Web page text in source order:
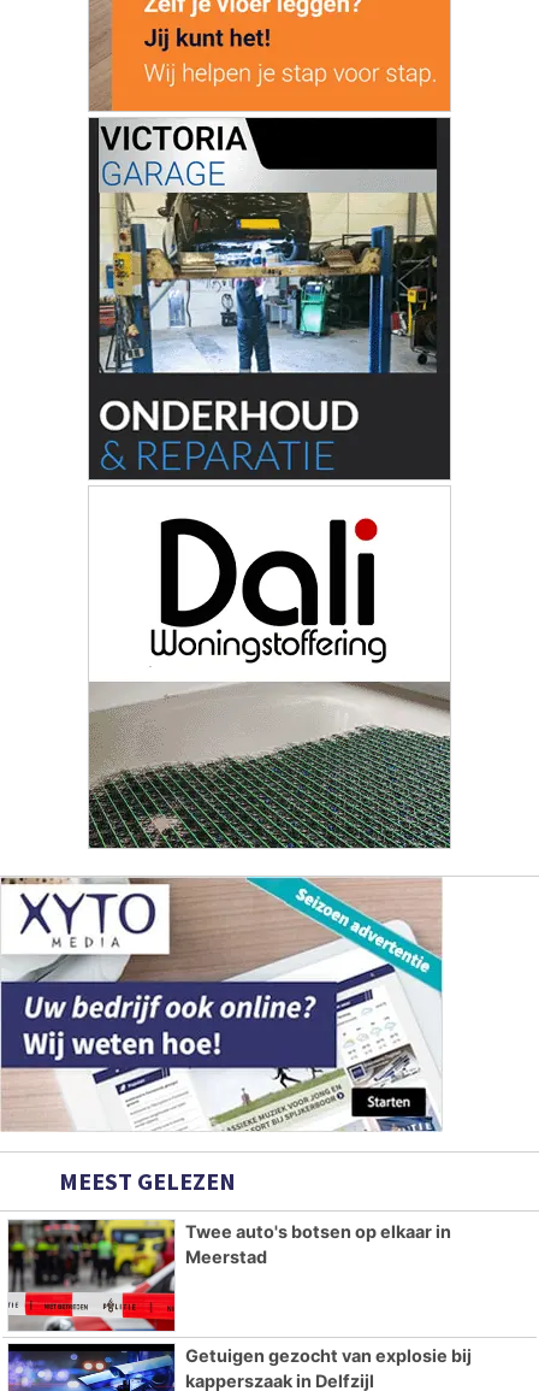
MEEST GELEZEN
Twee auto's botsen op elkaar in
Meerstad
Getuigen gezocht van explosie bij
kapperszaak in Delfzijl